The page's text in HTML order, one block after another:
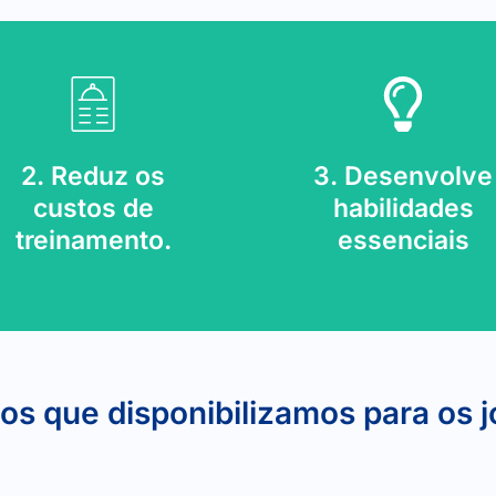
2. Reduz os
custos de
treinamento.
o Edoofica, os jovens têm
acesso a um leque de
gratuitos, facilitando
aprendizado.
3. Desenvolve
habilidades
essenciais
Cursos focados em soft
habilidades técnicas,
comunicação, colaboração
que disponibilizamos para os